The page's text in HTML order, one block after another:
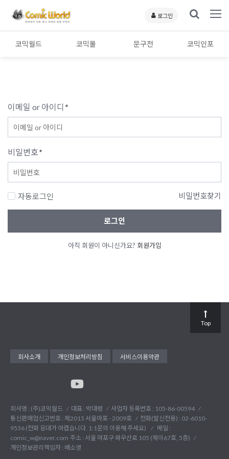
로그인
코믹월드 코믹몰 문구전 코믹인포
이메일 or 아이디 *
비밀번호*
자동로그인 비밀번호찾기
로그인
아직 회원이 아니신가요? 회원가입
회사소개 개인정보처리방침 서비스이용약관
회사명 : (주)코믹월드 대표 : 박대령
사업자 등록번호 : 105-86-00594
통신판매업신고번호 : 제2015 서울마포 - 2009호
전화(발신전용) : 02-6010-
9536 (전화 응대가 어렵습니다. 1:1문의 이용해 주세요)
메일 :
comic_w@naver.com 주소 : 서울 마포구 와우산로 105 (제이67호, 5층)
개인정보관리책임자 : 배소영
Top